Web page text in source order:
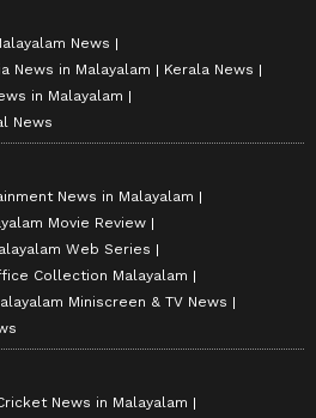
News
News in Malayalam
Kerala News
in Malayalam
News
News in Malayalam
Movie Review
Web Series
Collection Malayalam
Miniscreen & TV News
News in Malayalam